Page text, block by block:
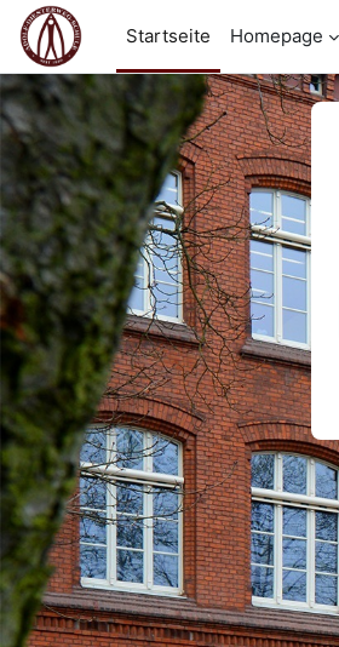
Zum Hauptinhalt
Startseite
Homepage